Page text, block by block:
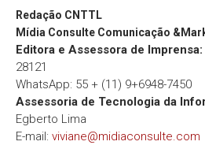
Redação CNTTL
Mídia Consulte Comunicação
Editora e Assessora de Imprensa:
28121
WhatsApp: 55 + (11) 9+6948-7450
Assessoria de Tecnologia da
Egberto Lima
E-mail: viviane@midiaconsulte.com